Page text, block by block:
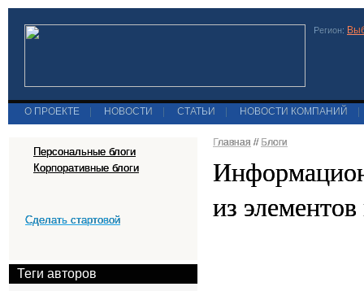
Регион:
О ПРОЕКТЕ НОВОСТИ СТАТЬИ НОВОСТИ КОМПАНИЙ
Персональные блоги
Корпоративные блоги
Сделать стартовой
Теги авторов
Главная // Блоги
из